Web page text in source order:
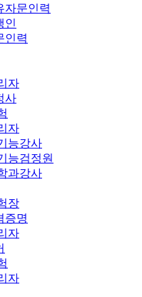
자문인력
인
인력
자
사
자
능강사
능검정원
과강사
장
증명
자
자